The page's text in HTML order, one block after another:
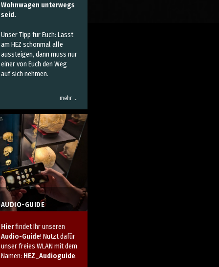
Wohnwagen unterwegs
seid.
Unser Tipp für Euch: Lasst
am HEZ schonmal alle
aussteigen, dann muss nur
einer von Euch den Weg
auf sich nehmen.
mehr …
AUDIO-GUIDE
Hierfindet Ihr unseren
Audio-Guide! Nutzt dafür
unser freies WLAN mit dem
Namen: HEZ_Audioguide.